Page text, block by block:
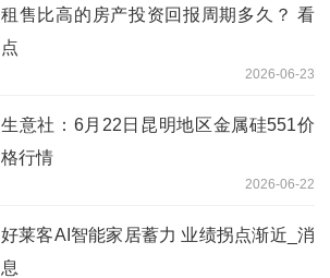
租售比高的房产投资回报周期多久？ 看
点
2026-06-23
生意社：6月22日昆明地区金属硅551价
格行情
2026-06-22
好莱客AI智能家居蓄力 业绩拐点渐近_消
息